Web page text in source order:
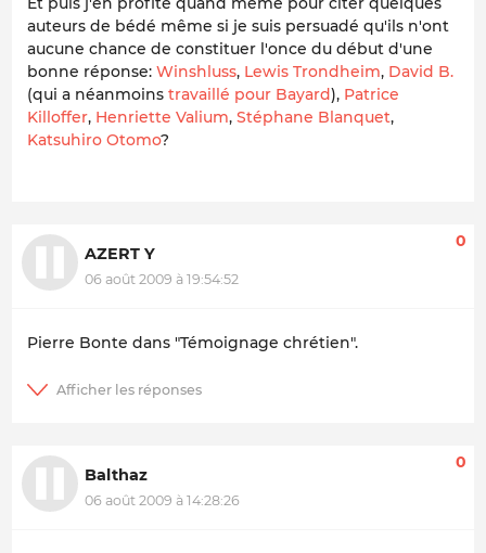
auteurs de bédé même si je suis persuadé qu'ils n'ont
aucune chance de constituer l'once du début d'une
bonne réponse: Winshluss, Lewis Trondheim, David B.
(qui a néanmoins travaillé pour Bayard), Patrice
Killoffer, Henriette Valium, Stéphane Blanquet,
Katsuhiro Otomo?
AZERT Y
06 août 2009 à 19:54:52
0
Pierre Bonte dans "Témoignage chrétien".
Balthaz
06 août 2009 à 14:28:26
0